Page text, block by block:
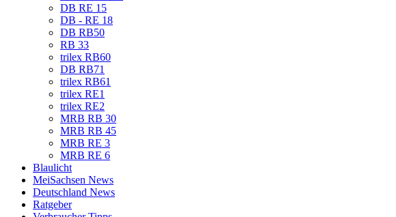
DB RE 15
DB - RE 18
DB RB50
RB 33
trilex RB60
DB RB71
trilex RB61
trilex RE1
trilex RE2
MRB RB 30
MRB RB 45
MRB RE 3
MRB RE 6
Blaulicht
MeiSachsen News
Deutschland News
Ratgeber